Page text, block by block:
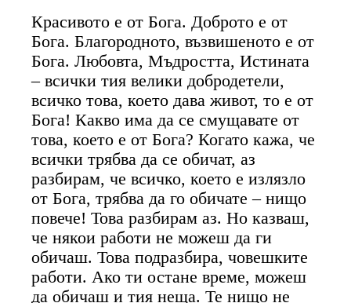
Красивото е от Бога. Доброто е от
Бога. Благородното, възвишеното е от
Бога. Любовта, Мъдростта, Истината
– всички тия велики добродетели,
всичко това, което дава живот, то е от
Бога! Какво има да се смущавате от
това, което е от Бога? Когато кажа, че
всички трябва да се обичат, аз
разбирам, че всичко, което е излязло
от Бога, трябва да го обичате – нищо
повече! Това разбирам аз. Но казваш,
че някои работи не можеш да ги
обичаш. Това подразбира, човешките
работи. Ако ти остане време, можеш
да обичаш и тия неща. Те нищо не